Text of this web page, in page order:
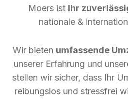
Moers ist Ihr
nationale &
Wir bieten umfassende
unserer Erfahrung und
stellen wir sicher, dass Ihr
reibungslos und stressfrei